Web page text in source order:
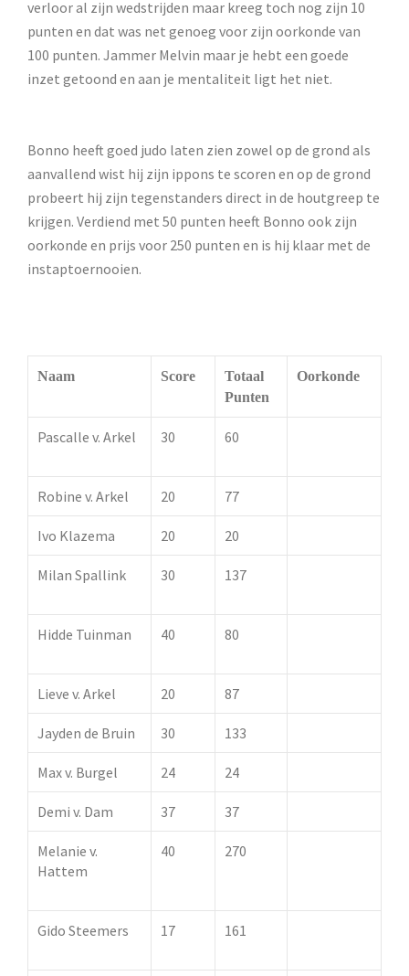
verloor al zijn wedstrijden maar kreeg toch nog zijn 10
punten en dat was net genoeg voor zijn oorkonde van
100 punten. Jammer Melvin maar je hebt een goede
inzet getoond en aan je mentaliteit ligt het niet.
Bonno heeft goed judo laten zien zowel op de grond als
aanvallend wist hij zijn ippons te scoren en op de grond
probeert hij zijn tegenstanders direct in de houtgreep te
krijgen. Verdiend met 50 punten heeft Bonno ook zijn
oorkonde en prijs voor 250 punten en is hij klaar met de
instaptoernooien.
Naam Score
Totaal
Punten
Oorkonde
Pascalle v. Arkel 30 60
Robine v. Arkel 20 77
Ivo Klazema 20 20
Milan Spallink 30 137
Hidde Tuinman 40 80
Lieve v. Arkel 20 87
Jayden de Bruin 30 133
Max v. Burgel 24 24
Demi v. Dam 37 37
Melanie v.
Hattem
40 270
Gido Steemers 17 161